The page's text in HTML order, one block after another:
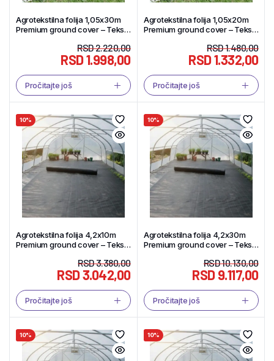
Agrotekstilna folija 1,05x30m
Premium ground cover – Tekstil
RSD2.220,00
RSD1.998,00
Pročitajte još
Agrotekstilna folija 1,05x20m
Premium ground cover – Tekstil
RSD1.480,00
RSD1.332,00
Pročitajte još
10%
Agrotekstilna folija 4,2x10m
Premium ground cover – Tekstil
RSD3.380,00
RSD3.042,00
Pročitajte još
10%
Agrotekstilna folija 4,2x30m
Premium ground cover – Tekstil
RSD10.130,00
RSD9.117,00
Pročitajte još
10% 10%